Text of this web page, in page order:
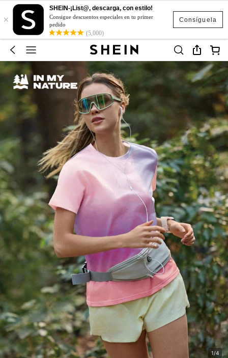
Consíguela
×
SHEIN-¡List@, descarga, con estilo!
Consigue descuentos especiales en tu primer
pedido
(5,000)
1/4